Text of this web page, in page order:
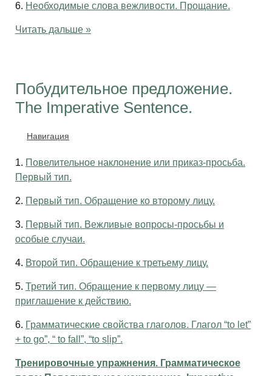
6. Необходимые слова вежливости. Прощание.
Читать дальше »
Побудительное предложение.
The Imperative Sentence.
Навигация
1. Повелительное наклонение или приказ-просьба.
Первый тип.
2. Первый тип. Обращение ко второму лицу.
3. Первый тип. Вежливые вопросы-просьбы и
особые случаи.
4. Второй тип. Обращение к третьему лицу.
5. Третий тип. Обращение к первому лицу —
приглашение к действию.
6. Грамматические свойства глаголов. Глагол “to let”
+ to go”, “ to fall”, “to slip”.
Тренировочные упражнения. Грамматическое